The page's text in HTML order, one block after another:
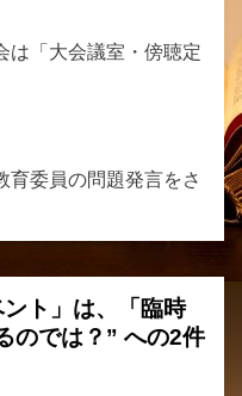
は「大会議室・傍聴定
育委員の問題発言をさ
ト」は、「臨時
のでは？” への2件